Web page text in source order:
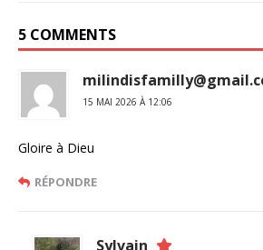
5 COMMENTS
15 MAI 2026 À 12:06
Gloire à Dieu
RÉPONDRE
Sylvain